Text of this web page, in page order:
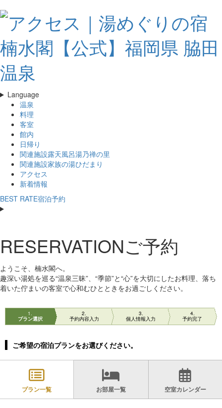
Language
温泉
料理
客室
館内
日帰り
関連施設露天風呂湯乃禅の里
関連施設家族の湯ひだまり
アクセス
新着情報
BEST RATE宿泊予約
RESERVATIONご予約
ようこそ、楠水閣へ。
趣深い湯処を巡る“温泉三昧”、“季節”と“心”を大切にしたお料理、落ち
着いた佇まいの客室で心和むひとときをお過ごしください。
1
プラン選択
2
予約内容入力
3
個人情報入力
4
予約完了
ご希望の宿泊プランをお選びください。
プラン一覧 お部屋一覧 空室カレンダー